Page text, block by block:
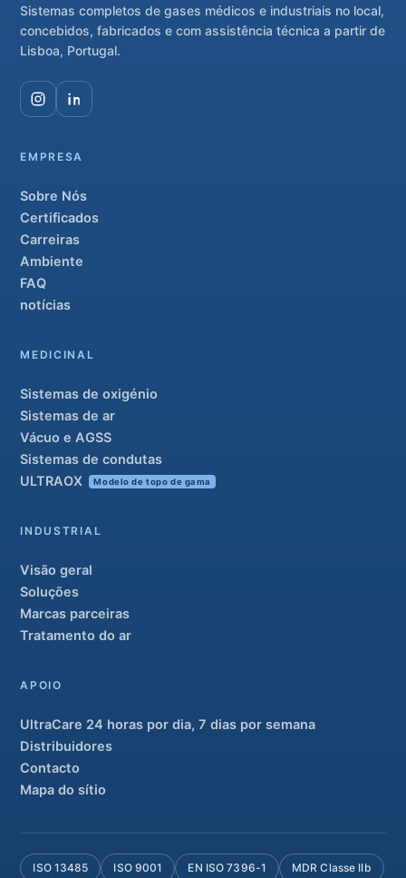
Sistemas completos de gases médicos e industriais no local,
concebidos, fabricados e com assistência técnica a partir de
Lisboa, Portugal.
EMPRESA
Sobre Nós
Certificados
Carreiras
Ambiente
FAQ
notícias
MEDICINAL
Sistemas de oxigénio
Sistemas de ar
Vácuo e AGSS
Sistemas de condutas
ULTRAOX
Modelo de topo de gama
INDUSTRIAL
Visão geral
Soluções
Marcas parceiras
Tratamento do ar
APOIO
UltraCare 24 horas por dia, 7 dias por semana
Distribuidores
Contacto
Mapa do sítio
ISO 13485 ISO 9001 EN ISO 7396-1 MDR Classe IIb